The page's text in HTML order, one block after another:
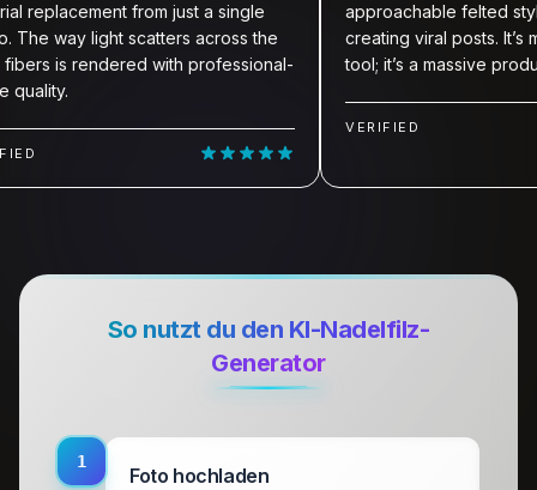
from just a single
way light scatters across the
is rendered with professional-
approachable felted style is
creating viral posts. It’s more
tool; it’s a massive
VERIFIED
So nutzt du den KI-Nadelfilz-
Generator
1
Foto hochladen